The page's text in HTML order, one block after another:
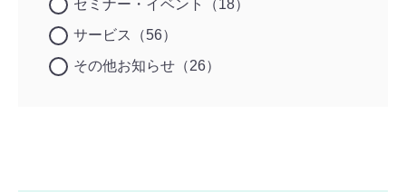
セミナー・イベント（18）
サービス（56）
その他お知らせ（26）